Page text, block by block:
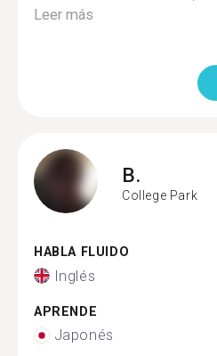
Leer más
B.
College Park
HABLA FLUIDO
Inglés
APRENDE
Japonés